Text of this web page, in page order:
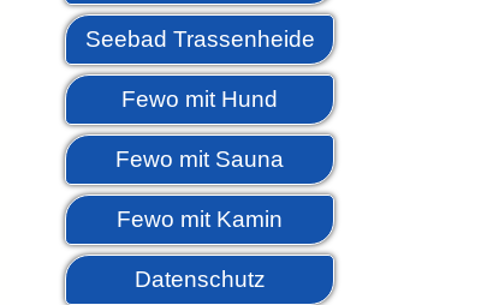
Seebad Trassenheide
Fewo mit Hund
Fewo mit Sauna
Fewo mit Kamin
Datenschutz